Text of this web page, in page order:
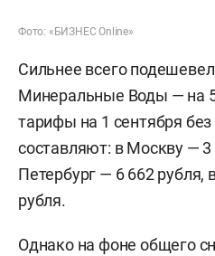
Фото: «БИЗНЕС Online»
Сильнее всего
Минеральные Воды — на
тарифы на 1 сентября
составляют: в Москву — 3
Петербург — 6 662 рубля,
рубля.
Однако на фоне общего